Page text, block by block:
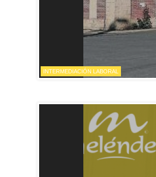
INTERMEDIACIÓN LABORAL